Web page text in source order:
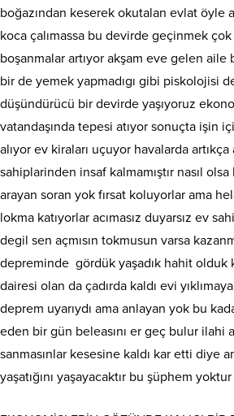
boğazından keserek okutalan evlat öyle
koca çalımassa bu devirde geçinmek
boşanmalar artıyor akşam eve gelen
bir de yemek yapmadıgı gibi piskolojisi
düşündürücü bir devirde yaşıyoruz
vatandaşında tepesi atıyor sonuçta işin
alıyor ev kiraları uçuyor havalarda artıkça
sahiplarinden insaf kalmamıştır nasıl
arayan soran yok fırsat koluyorlar ama
lokma katıyorlar acımasız duyarsız ev
degil sen açmısın tokmusun varsa
depreminde gördük yaşadık hahit olduk
dairesi olan da çadırda kaldı evi
deprem uyarıydı ama anlayan yok bu
eden bir gün beleasını er geç bulur ilahi
sanmasınlar kesesine kaldı kar etti diye
yaşatığını yaşayacaktır bu şüphem yoktur